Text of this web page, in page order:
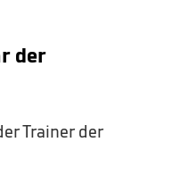
der
Trainer der